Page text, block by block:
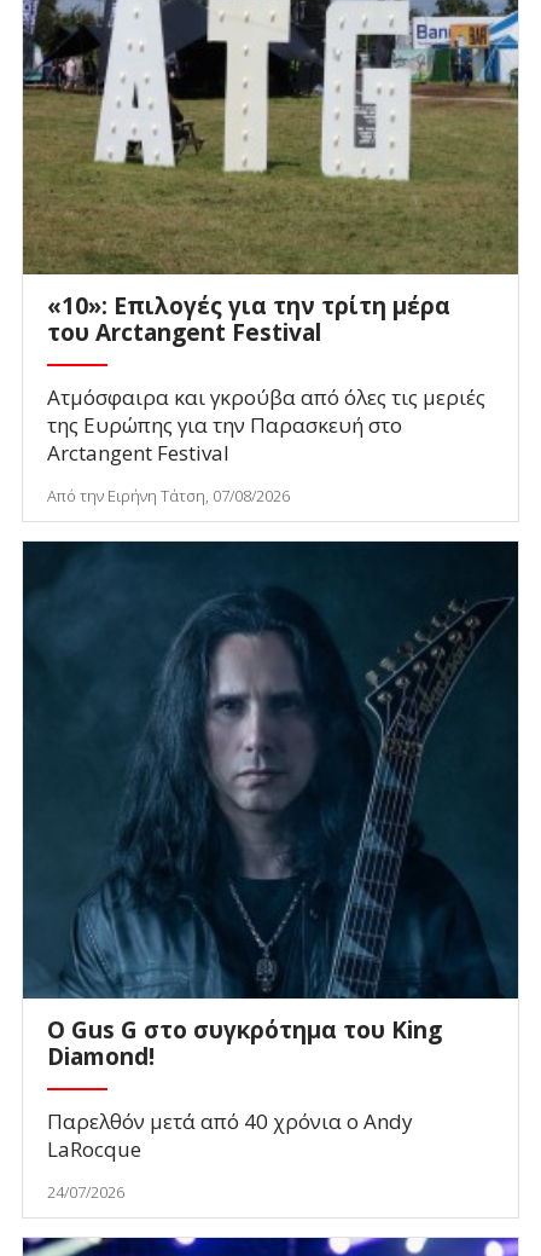
«10»: Επιλογές για την τρίτη μέρα
του Arctangent Festival
Ατμόσφαιρα και γκρούβα από όλες τις μεριές
της Ευρώπης για την Παρασκευή στο
Arctangent Festival
Από την Ειρήνη Τάτση, 07/08/2026
O Gus G στο συγκρότημα του King
Diamond!
Παρελθόν μετά από 40 χρόνια ο Andy
LaRocque
24/07/2026